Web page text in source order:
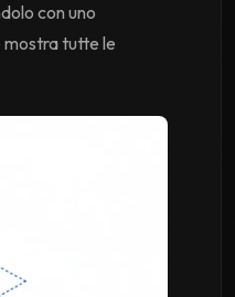
con uno
mostra tutte le